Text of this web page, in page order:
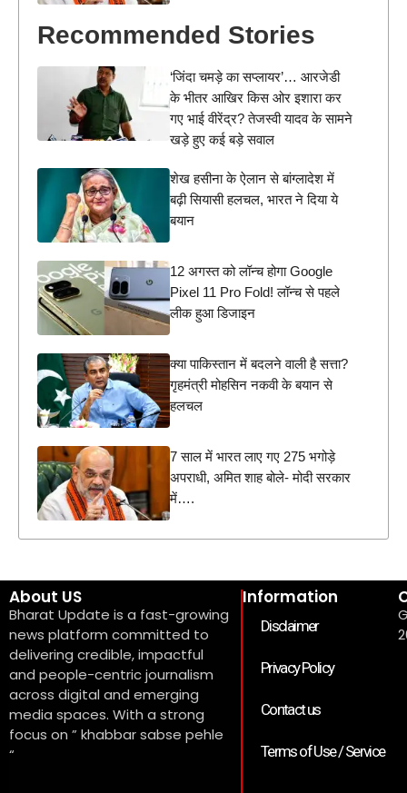
Recommended Stories
‘जिंदा चमड़े का सप्लायर’… आरजेडी
के भीतर आखिर किस ओर इशारा कर
गए भाई वीरेंद्र? तेजस्वी यादव के सामने
खड़े हुए कई बड़े सवाल
शेख हसीना के ऐलान से बांग्लादेश में
बढ़ी सियासी हलचल, भारत ने दिया ये
बयान
12 अगस्त को लॉन्च होगा Google
Pixel 11 Pro Fold! लॉन्च से पहले
लीक हुआ डिजाइन
क्या पाकिस्तान में बदलने वाली है सत्ता?
गृहमंत्री मोहसिन नकवी के बयान से
हलचल
7 साल में भारत लाए गए 275 भगोड़े
अपराधी, अमित शाह बोले- मोदी सरकार
में….
About US
Bharat Update is a fast-growing
news platform committed to
delivering credible, impactful
and people-centric journalism
across digital and emerging
media spaces. With a strong
focus on ” khabbar sabse pehle
“
Information
Disclaimer
Privacy Policy
Contact us
Terms of Use / Service